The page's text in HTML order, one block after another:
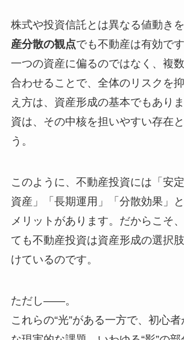
株式や投資信託とは異なる値動きを
産分散の観点でも不動産は有効です
一つの資産に偏るのではなく、複
合わせることで、全体のリスクを
え方は、資産形成の基本でもあり
資は、その中核を担いやすい存在
う。
このように、不動産投資には「安
資産」「長期運用」「分散効果」
メリットがあります。だからこそ
ても不動産投資は資産形成の選択
けているのです。
ただし――。
これらの“光”がある一方で、初心